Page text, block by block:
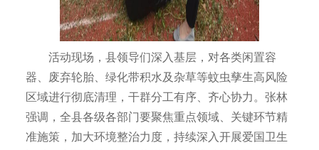
活动现场，县领导们深入基层，对各类闲置容
器、废弃轮胎、绿化带积水及杂草等蚊虫孳生高风险
区域进行彻底清理，干群分工有序、齐心协力。张林
强调，全县各级各部门要聚焦重点领域、关键环节精
准施策，加大环境整治力度，持续深入开展爱国卫生